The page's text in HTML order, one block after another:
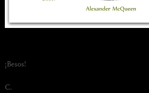
¡Besos!
C.